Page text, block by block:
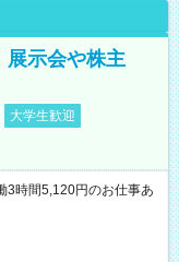
展示会や株主
大学生歓迎
時間5,120円のお仕事あ